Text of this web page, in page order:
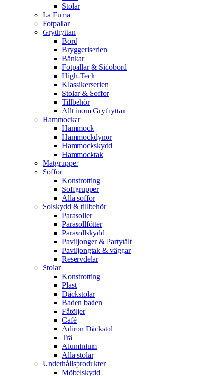
Stolar
La Fuma
Fotpallar
Grythyttan
Bord
Bryggeriserien
Bänkar
Fotpallar & Sidobord
High-Tech
Klassikerserien
Stolar & Soffor
Tillbehör
Allt inom Grythyttan
Hammockar
Hammock
Hammockdynor
Hammockskydd
Hammocktak
Matgrupper
Soffor
Konstrotting
Soffgrupper
Alla soffor
Solskydd & tillbehör
Parasoller
Parasollfötter
Parasollskydd
Paviljonger & Partytält
Paviljongtak & väggar
Reservdelar
Stolar
Konstrotting
Plast
Däckstolar
Baden baden
Fåtöljer
Café
Adiron Däckstol
Trä
Aluminium
Alla stolar
Underhållsprodukter
Möbelskydd